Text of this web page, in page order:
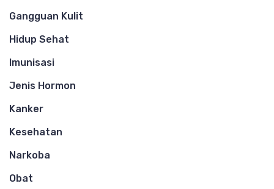
Gangguan Kulit
Hidup Sehat
Imunisasi
Jenis Hormon
Kanker
Kesehatan
Narkoba
Obat